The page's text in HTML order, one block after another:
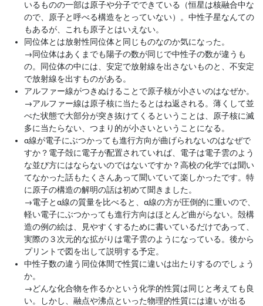
いるものの一部は原子や分子でできている（恒星は核融合中な
ので、原子と呼べる構造をとっていない）。中性子星なんての
もあるが、これも原子とはいえない。
同位体とは放射性同位体と同じものなのか気になった。
→同位体はあくまでも陽子の数が同じで中性子の数が違うも
の。同位体の中には、安定で放射線を出さないものと、不安定
で放射線を出すものがある。
アルファー線がつきぬけることで原子核が小さいのはなぜか。
→アルファー線は原子核に当たるとはね返される。薄くして並
べた状態で大部分が突き抜けてくるということは、原子核に滅
多に当たらない、つまり的が小さいということになる。
α線が電子にぶつかっても進行方向が曲げられないのはなぜで
すか？電子殻に電子が配置されていれば、電子は電子雲のよう
な並び方にはならないのではないですか？高校の化学では聞い
てなかった話もたくさんあって聞いていて楽しかったです。特
に原子の構造の解明の話は初めて聞きました。
→電子とα線の質量を比べると、α線の方が圧倒的に重いので、
軽い電子にぶつかっても進行方向はほとんど曲がらない。殻構
造の例の絵は、見やすくするために書いているだけであって、
実際の３次元的な拡がりは電子雲のようになっている。後から
プリントで図を出して説明する予定。
中性子数の違う同位体間で性質に違いは出たりするのでしょう
か。
→どんな化合物を作るかという化学的性質は同じと考えても良
い。しかし、融点や沸点といった物理的性質には違いが出る